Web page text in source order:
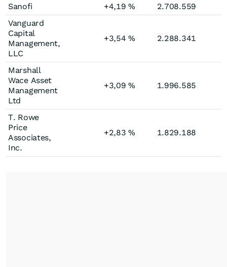
Sanofi
+4,19%
2.708.559
Vanguard
Capital
Management,
LLC
+3,54% 2.288.341
Marshall
Wace Asset
Management
Ltd
+3,09% 1.996.585
T. Rowe
Price
Associates,
Inc.
+2,83% 1.829.188